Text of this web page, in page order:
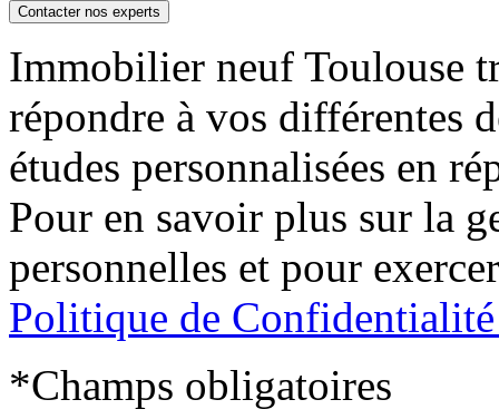
Contacter nos experts
Immobilier neuf Toulouse
répondre à vos différentes
études personnalisées en
Pour en savoir plus sur la
personnelles et pour
Politique de Confidentialité
*Champs obligatoires